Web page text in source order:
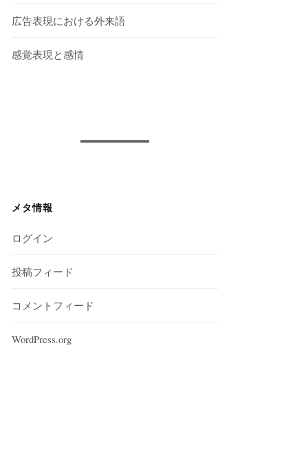
広告表現における外来語
感覚表現と感情
メタ情報
ログイン
投稿フィード
コメントフィード
WordPress.org